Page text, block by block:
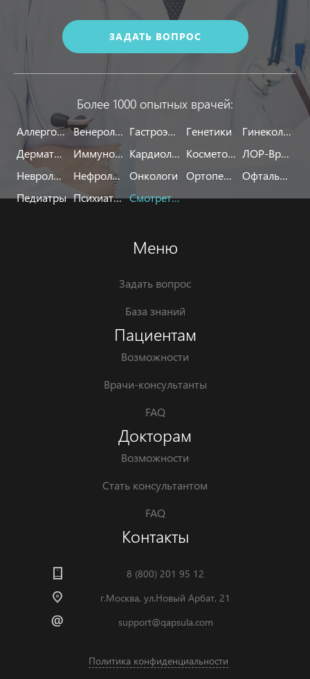
ЗАДАТЬ ВОПРОС
Более 1000 опытных врачей:
Аллергологи Венерологи Гастроэнтерологи Генетики
Гинекологи
Дерматологи
Иммунологи Кардиологи Косметологи
ЛОР-Врачи
Неврологи
Нефрологи Онкологи Ортопеды
Офтальмологи
Педиатры
Психиатры Смотреть все
Меню
Задать вопрос
База знаний
Пациентам
Возможности
Врачи-консультанты
FAQ
Докторам
Возможности
Стать консультантом
FAQ
Контакты
8 (800) 201 95 12
г.Москва, ул.Новый Арбат, 21
support@qapsula.com
Политика конфиденциальности